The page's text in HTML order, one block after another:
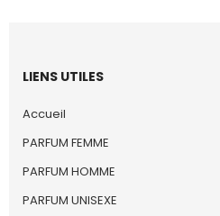
LIENS UTILES
Accueil
PARFUM FEMME
PARFUM HOMME
PARFUM UNISEXE